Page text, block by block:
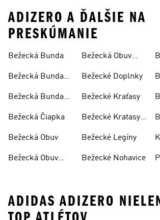
ADIZERO A ĎALŠIE NA
PRESKÚMANIE
Bežecká Bunda
Bežecká Bunda
Bežecká Bunda
Bežecká Čiapka
Bežecká Obuv
Bežecká Obuv
Bežecká Obuv
Bežecké Doplnky
Bežecké Kraťasy
Bežecké Kratasy
Bežecké Legíny
Bežecké Nohavice
ADIDAS ADIZERO